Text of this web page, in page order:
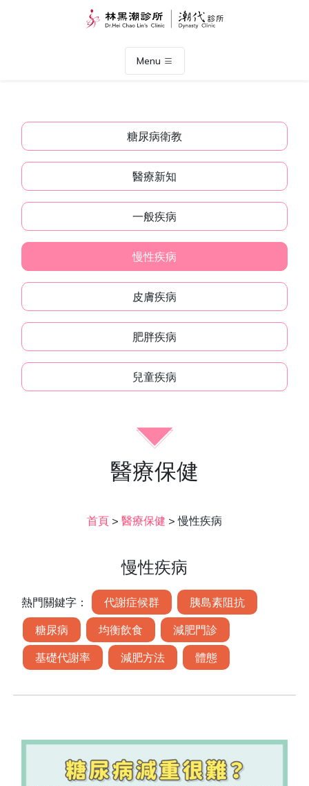
Menu
糖尿病衛教
醫療新知
一般疾病
慢性疾病
皮膚疾病
肥胖疾病
兒童疾病
醫療保健
首頁 > 醫療保健 >慢性疾病
慢性疾病
熱門關鍵字： 代謝症候群
胰島素阻抗
糖尿病
均衡飲食
減肥門診
基礎代謝率
減肥方法 體態